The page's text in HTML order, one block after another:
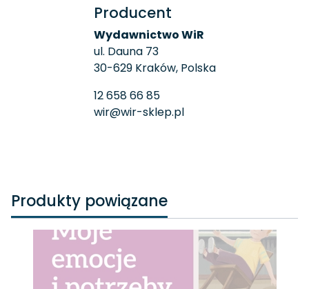
Producent
Wydawnictwo WiR
ul. Dauna 73
30-629 Kraków, Polska
12 658 66 85
wir@wir-sklep.pl
Produkty powiązane